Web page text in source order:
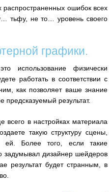
распространенных ошибок всех
тьфу, не то… уровень своего
графики.
использование физически
работать в соответствии с
как позволяет ваше знание
предсказуемый результат.
всего в настройках материала
такую структуру сцены,
ей. Более того, если такие
задумывал дизайнер шейдеров
результат будет странным, в